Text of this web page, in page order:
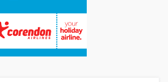
ilk uçağını Starlink internetiyle
Uçağına Polis Müdahalesi